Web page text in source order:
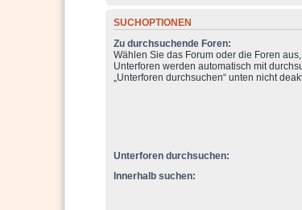
SUCHOPTIONEN
Zu durchsuchende Foren:
Wählen Sie das Forum oder die Foren
Unterforen werden automatisch mit
„Unterforen durchsuchen“ unten nicht
Unterforen durchsuchen:
Innerhalb suchen: